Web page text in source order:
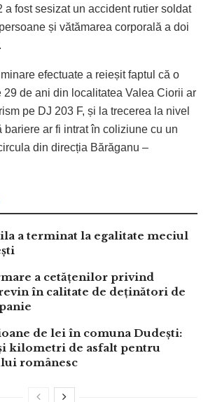
a fost sesizat un accident rutier soldat
și vătămarea corporală a doi
efectuate a reieșit faptul că o
29 de ani din localitatea Valea Ciorii ar
pe DJ 203 F, și la trecerea la nivel
bariere ar fi intrat în coliziune cu un
din direcția Bărăganu –
a terminat la egalitate meciul
a cetățenilor privind
în calitate de deținători de
de lei în comuna Dudești:
kilometri de asfalt pentru
românesc